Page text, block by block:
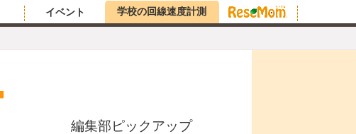
イベント 学校の回線速度計測
編集部ピックアップ